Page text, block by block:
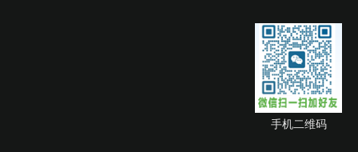
手机二维码